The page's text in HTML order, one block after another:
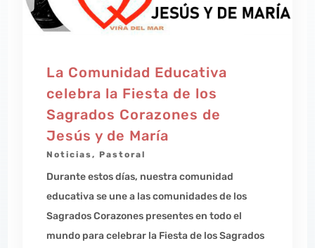
La Comunidad Educativa
celebra la Fiesta de los
Sagrados Corazones de
Jesús y de María
Noticias, Pastoral
Durante estos días, nuestra comunidad
educativa se une a las comunidades de los
Sagrados Corazones presentes en todo el
mundo para celebrar la Fiesta de los Sagrados